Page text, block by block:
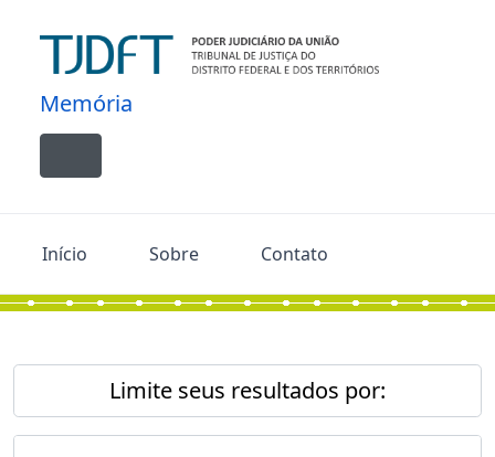
Memória
Toggle navigation
Início Sobre Contato
Limite seus resultados por: